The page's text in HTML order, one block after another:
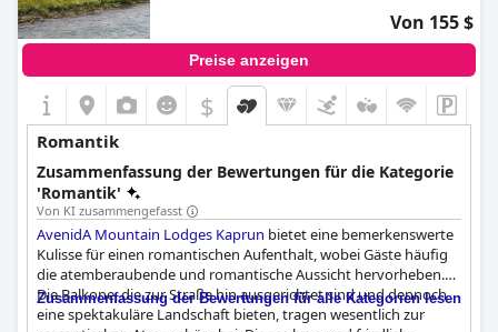
Von 155 $
Preise anzeigen
$
Romantik
Zusammenfassung der Bewertungen für die Kategorie
'Romantik'
Von KI zusammengefasst
AvenidA Mountain Lodges Kaprun bietet eine bemerkenswerte
Kulisse für einen romantischen Aufenthalt, wobei Gäste häufig
die atemberaubende und romantische Aussicht hervorheben.
Die Balkone, die zur Straße hin ausgerichtet sind und dennoch
eine spektakuläre Landschaft bieten, tragen wesentlich zur
Zusammenfassung der Bewertungen für alle Kategorien lesen